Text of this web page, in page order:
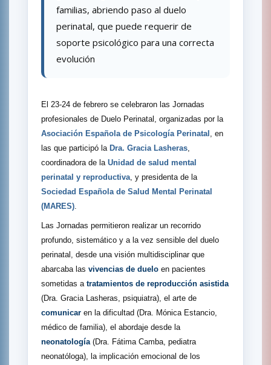
familias, abriendo paso al duelo
perinatal, que puede requerir de
soporte psicológico para una correcta
evolución
El 23-24 de febrero se celebraron las Jornadas
profesionales de Duelo Perinatal, organizadas por la
Asociación Española de Psicología Perinatal , en
las que participó la Dra. Gracia Lasheras
coordinadora de la Unidad de salud mental
perinatal y reproductiva , y presidenta de la
Sociedad Española de Salud Mental Perinatal
(MARES)
Las Jornadas permitieron realizar un recorrido
profundo, sistemático y a la vez sensible del duelo
perinatal, desde una visión multidisciplinar que
abarcaba las vivencias de duelo en pacientes
sometidas a tratamientos de reproducción asistida
(Dra. Gracia Lasheras, psiquiatra), el arte de
comunicar en la dificultad (Dra. Mónica Estancio,
médico de familia), el abordaje desde la
neonatología (Dra. Fátima Camba, pediatra
neonatóloga), la implicación emocional de los